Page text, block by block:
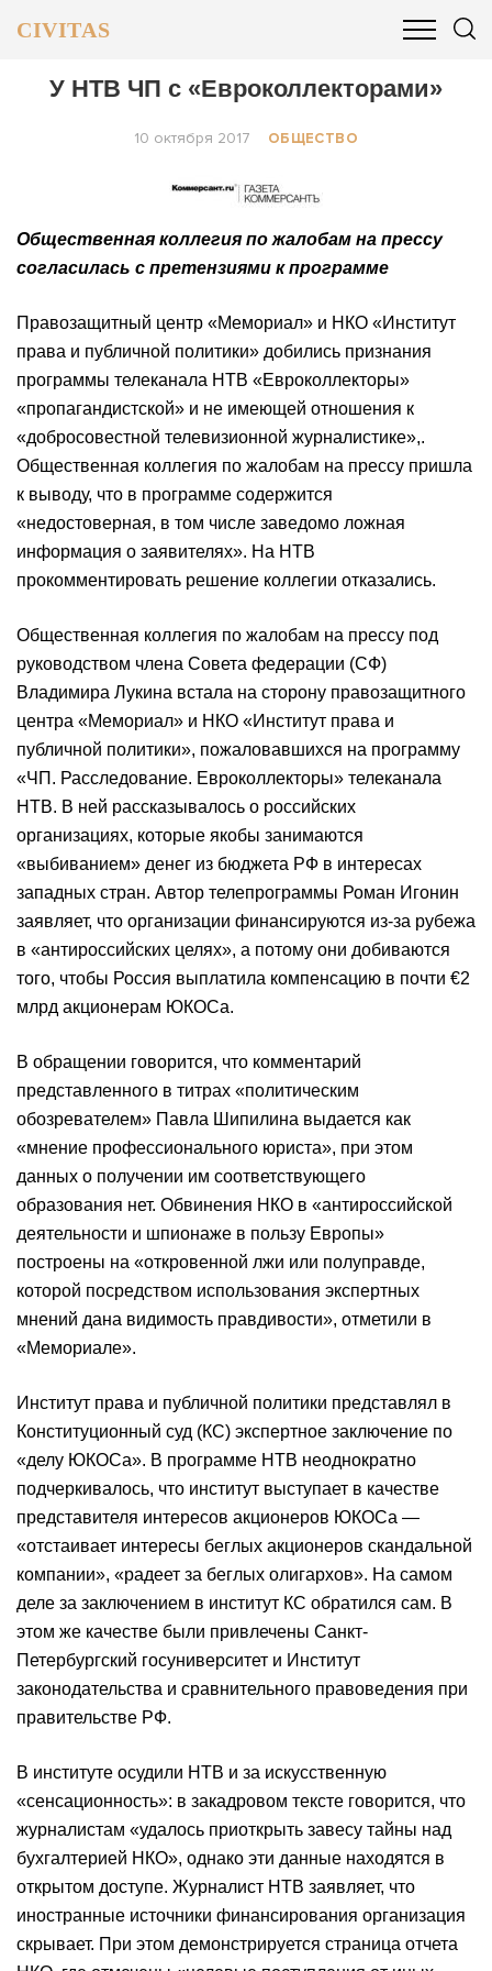
CIVITAS
ОБЩЕСТВО БИЗНЕС И ФИНАНСЫ
У НТВ ЧП с «Евроколлекторами»
10 октября 2017 ОБЩЕСТВО
Общественная коллегия по жалобам на прессу
согласилась с претензиями к программе
Правозащитный центр «Мемориал» и НКО «Институт
права и публичной политики» добились признания
программы телеканала НТВ «Евроколлекторы»
«пропагандистской» и не имеющей отношения к
«добросовестной телевизионной журналистике»,.
Общественная коллегия по жалобам на прессу пришла
к выводу, что в программе содержится
«недостоверная, в том числе заведомо ложная
информация о заявителях». На НТВ
прокомментировать решение коллегии отказались.
Общественная коллегия по жалобам на прессу под
руководством члена Совета федерации (СФ)
Владимира Лукина встала на сторону правозащитного
центра «Мемориал» и НКО «Институт права и
публичной политики», пожаловавшихся на программу
«ЧП. Расследование. Евроколлекторы» телеканала
НТВ. В ней рассказывалось о российских
организациях, которые якобы занимаются
«выбиванием» денег из бюджета РФ в интересах
западных стран. Автор телепрограммы Роман Игонин
заявляет, что организации финансируются из-за рубежа
в «антироссийских целях», а потому они добиваются
того, чтобы Россия выплатила компенсацию в почти €2
млрд акционерам ЮКОСа.
В обращении говорится, что комментарий
представленного в титрах «политическим
обозревателем» Павла Шипилина выдается как
«мнение профессионального юриста», при этом
данных о получении им соответствующего
образования нет. Обвинения НКО в «антироссийской
деятельности и шпионаже в пользу Европы»
построены на «откровенной лжи или полуправде,
которой посредством использования экспертных
мнений дана видимость правдивости», отметили в
«Мемориале».
Институт права и публичной политики представлял в
Конституционный суд (КС) экспертное заключение по
«делу ЮКОСа». В программе НТВ неоднократно
подчеркивалось, что институт выступает в качестве
представителя интересов акционеров ЮКОСа —
«отстаивает интересы беглых акционеров скандальной
компании», «радеет за беглых олигархов». На самом
деле за заключением в институт КС обратился сам. В
этом же качестве были привлечены Санкт-
Петербургский госуниверситет и Институт
законодательства и сравнительного правоведения при
правительстве РФ.
В институте осудили НТВ и за искусственную
«сенсационность»: в закадровом тексте говорится, что
журналистам «удалось приоткрыть завесу тайны над
бухгалтерией НКО», однако эти данные находятся в
открытом доступе. Журналист НТВ заявляет, что
иностранные источники финансирования организация
скрывает. При этом демонстрируется страница отчета